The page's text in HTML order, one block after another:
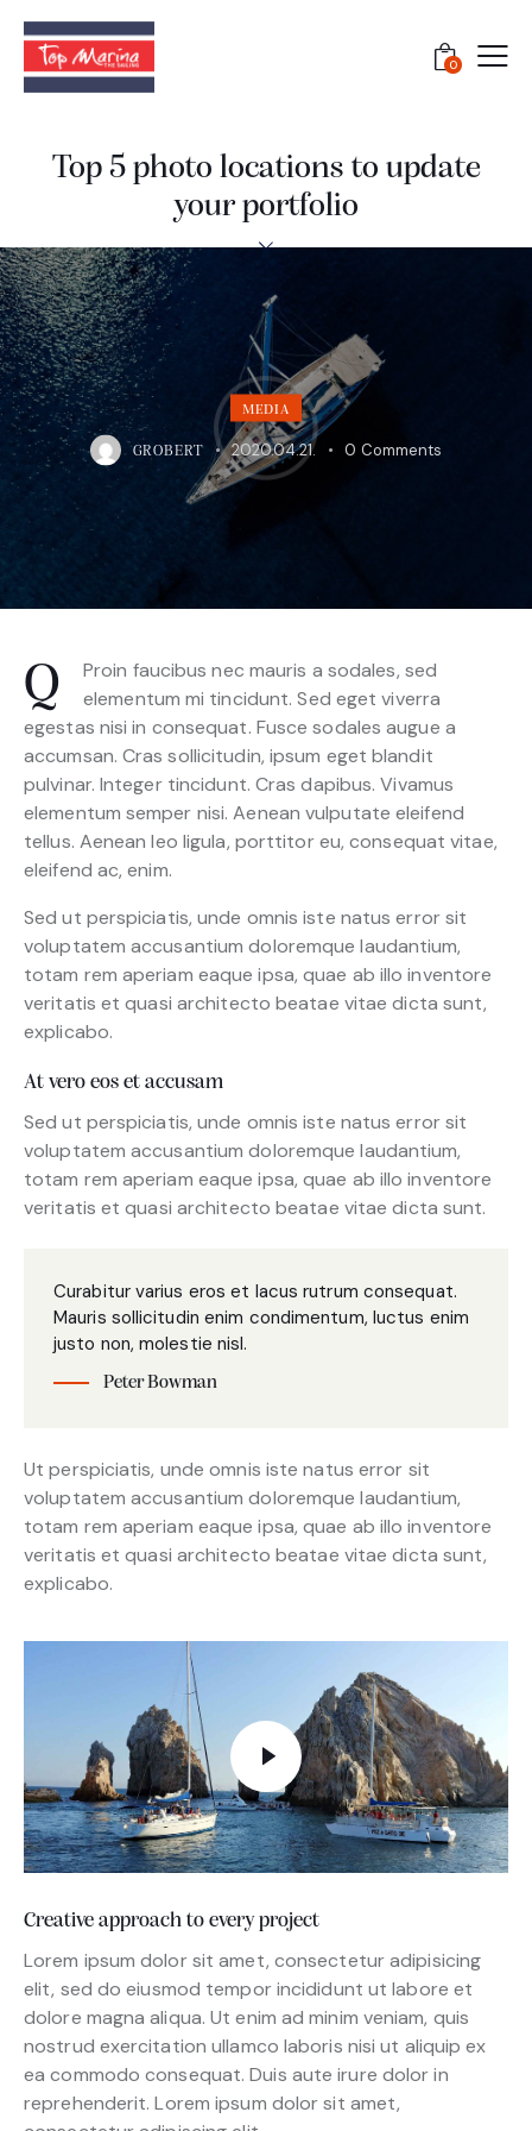
0
Top 5 photo locations to update
your portfolio
MEDIA
GROBERT 2020.04.21. 0 Comments
Q
Proin faucibus nec mauris a sodales, sed
elementum mi tincidunt. Sed eget viverra
egestas nisi in consequat. Fusce sodales augue a
accumsan. Cras sollicitudin, ipsum eget blandit
pulvinar. Integer tincidunt. Cras dapibus. Vivamus
elementum semper nisi. Aenean vulputate eleifend
tellus. Aenean leo ligula, porttitor eu, consequat vitae,
eleifend ac, enim.
Sed ut perspiciatis, unde omnis iste natus error sit
voluptatem accusantium doloremque laudantium,
totam rem aperiam eaque ipsa, quae ab illo inventore
veritatis et quasi architecto beatae vitae dicta sunt,
explicabo.
At vero eos et accusam
Sed ut perspiciatis, unde omnis iste natus error sit
voluptatem accusantium doloremque laudantium,
totam rem aperiam eaque ipsa, quae ab illo inventore
veritatis et quasi architecto beatae vitae dicta sunt.
Curabitur varius eros et lacus rutrum consequat.
Mauris sollicitudin enim condimentum, luctus enim
justo non, molestie nisl.
Peter Bowman
Ut perspiciatis, unde omnis iste natus error sit
voluptatem accusantium doloremque laudantium,
totam rem aperiam eaque ipsa, quae ab illo inventore
veritatis et quasi architecto beatae vitae dicta sunt,
explicabo.
Creative approach to every project
Lorem ipsum dolor sit amet, consectetur adipisicing
elit, sed do eiusmod tempor incididunt ut labore et
dolore magna aliqua. Ut enim ad minim veniam, quis
nostrud exercitation ullamco laboris nisi ut aliquip ex
ea commodo consequat. Duis aute irure dolor in
reprehenderit. Lorem ipsum dolor sit amet,